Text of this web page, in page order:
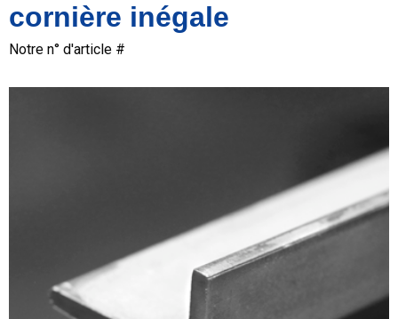
cornière inégale
Notre n° d'article #